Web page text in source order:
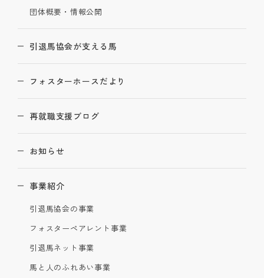
団体概要・情報公開
引退馬協会が支える馬
フォスターホースだより
再就職支援ブログ
お知らせ
事業紹介
引退馬協会の事業
フォスターペアレント事業
引退馬ネット事業
馬と人のふれあい事業